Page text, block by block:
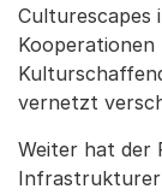
Culturescapes
Kooperationen
vernetzt
Weiter hat der